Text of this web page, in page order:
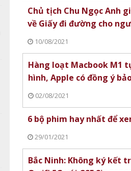
Chủ tịch Chu Ngọc Anh
về Giấy đi đường cho
10/08/2021
Hàng loạt Macbook M1
hình, Apple có đồng ý
02/08/2021
6 bộ phim hay nhất để
29/01/2021
Bắc Ninh: Không ký kết